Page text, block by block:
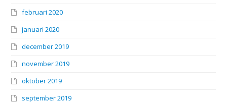
februari 2020
januari 2020
december 2019
november 2019
oktober 2019
september 2019